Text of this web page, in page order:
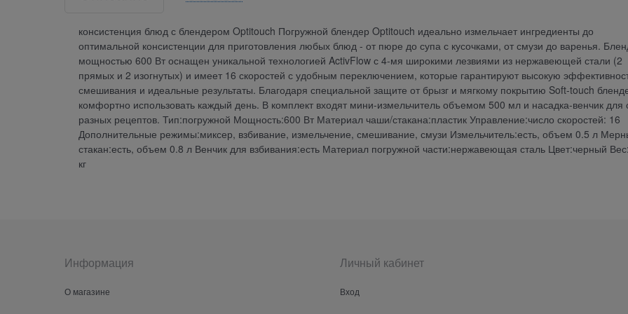
консистенция блюд с блендером Optitouch Погружной блендер Optitouch идеально измельчает ингредиенты до
оптимальной консистенции для приготовления любых блюд - от пюре до супа с кусочками, от смузи до варенья.
мощностью 600 Вт оснащен уникальной технологией ActivFlow с 4-мя широкими лезвиями из нержавеющей стали (2
прямых и 2 изогнутых) и имеет 16 скоростей с удобным переключением, которые гарантируют высокую
смешивания и идеальные результаты. Благодаря специальной защите от брызг и мягкому покрытию Soft-touch
комфортно использовать каждый день. В комплект входят мини-измельчитель объемом 500 мл и насадка-венчик для
разных рецептов. Тип:погружной Мощность:600 Вт Материал чаши/стакана:пластик Управление:число скоростей: 16
Дополнительные режимы:миксер, взбивание, измельчение, смешивание, смузи Измельчитель:есть, объем 0.5 л
стакан:есть, объем 0.8 л Венчик для взбивания:есть Материал погружной части:нержавеющая сталь Цвет:черный
кг
Информация
О магазине
Личный кабинет
Вход